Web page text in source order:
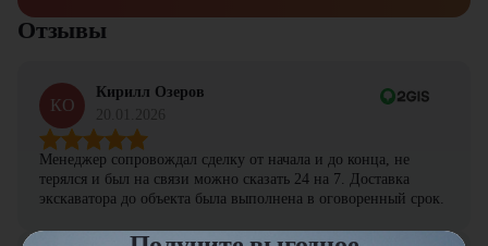
Отзывы
КО
Кирилл Озеров
Менеджер сопровождал сделку от начала и до конца, не
терялся и был на связи можно сказать 24 на 7. Доставка
экскаватора до объекта была выполнена в оговоренный срок.